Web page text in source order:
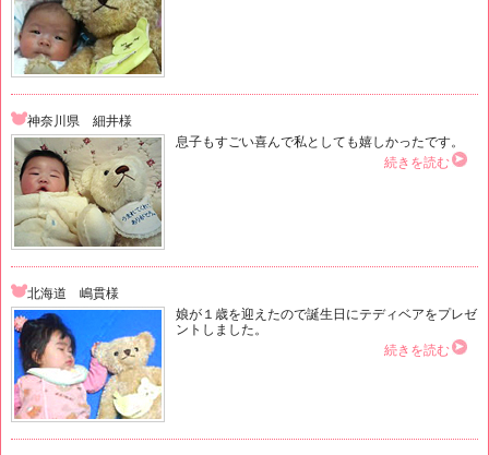
神奈川県 細井様
息子もすごい喜んで私としても嬉しかったです。
続きを読む
北海道 嶋貫様
娘が１歳を迎えたので誕生日にテディベアをプレゼ
ントしました。
続きを読む